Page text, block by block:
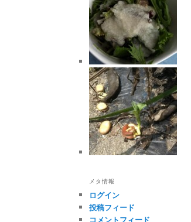
メタ情報
ログイン
投稿フィード
コメントフィード